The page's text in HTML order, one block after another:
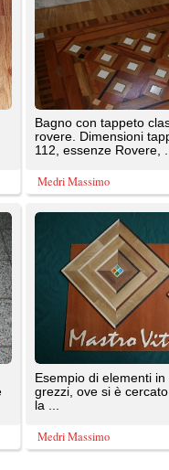
Massimo
ove si è cercato di evidenziare
Massimo
le immagini presenti sul portale sono